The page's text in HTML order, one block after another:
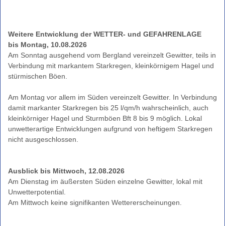
Landwirtschaft
Farbskala
Unwetterwarnkriterien
Wetterwarnkriterien
Küstenwarnungen
Hitze-
und
UV-
Hochwasserzentralen
Weitere
Partner
Weitere Entwicklung der WETTER- und GEFAHRENLAGE
bis Montag, 10.08.2026
Am Sonntag ausgehend vom Bergland vereinzelt Gewitter, teils in
Verbindung mit markantem Starkregen, kleinkörnigem Hagel und
stürmischen Böen.
Am Montag vor allem im Süden vereinzelt Gewitter. In Verbindung
damit markanter Starkregen bis 25 l/qm/h wahrscheinlich, auch
kleinkörniger Hagel und Sturmböen Bft 8 bis 9 möglich. Lokal
unwetterartige Entwicklungen aufgrund von heftigem Starkregen
Ausblick bis Mittwoch, 12.08.2026
Am Dienstag im äußersten Süden einzelne Gewitter, lokal mit
Unwetterpotential.